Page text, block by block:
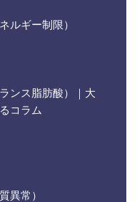
ルギー制限）
ンス脂肪酸）｜大
コラム
異常）